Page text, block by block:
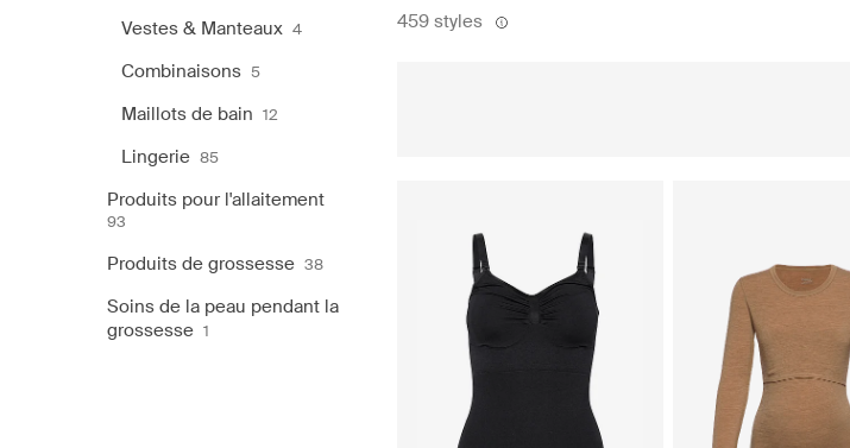
Vestes & Manteaux 4
Combinaisons 5
Maillots de bain 12
Lingerie 85
Produits pour l'allaitement
93
Produits de grossesse 38
Soins de la peau pendant la
grossesse 1
459 styles